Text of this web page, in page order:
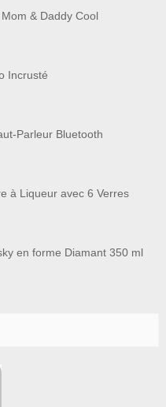
& Daddy Cool
Incrusté
Parleur Bluetooth
à Liqueur avec 6 Verres
en forme Diamant 350 ml